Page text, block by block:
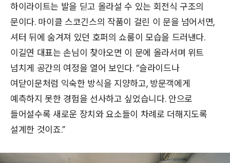
하이라이트는 발을 딛고 올라설 수 있는 회전식 구조의
문이다. 마이클 스코긴스의 작품이 걸린 이 문을 넘어서면,
셔터 뒤에 숨겨져 있던 호퍼의 쇼룸이 모습을 드러낸다.
이길연 대표는 손님이 찾아오면 이 문에 올라서며 위트
넘치게 공간의 여정을 열어 보인다. “슬라이드나
여닫이문처럼 익숙한 방식을 지양하고, 방문객에게
예측하지 못한 경험을 선사하고 싶었습니다. 안으로
들어설수록 새로운 장치와 요소들이 차례로 더해지도록
설계한 것이죠.”